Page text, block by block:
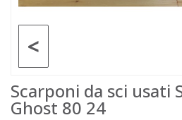
<
Scarponi da sci usati
Ghost 80 24